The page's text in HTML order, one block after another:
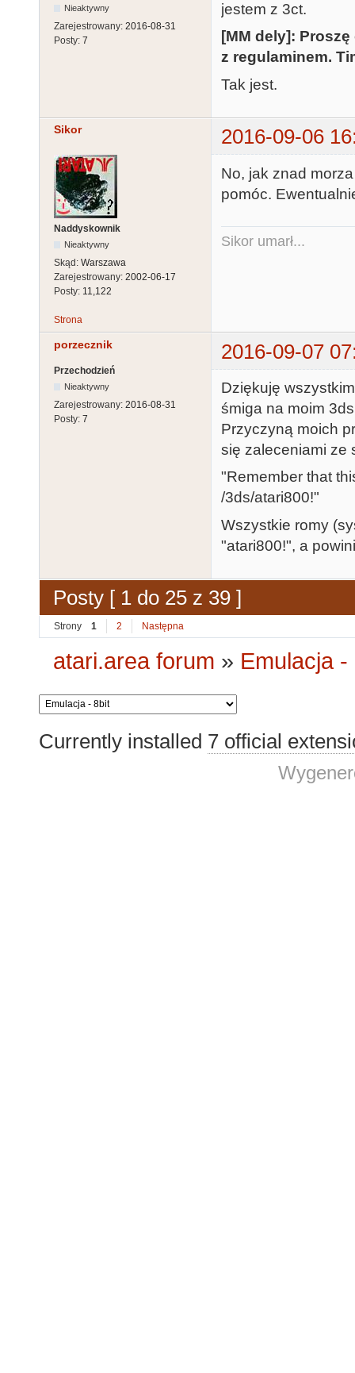
Nieaktywny
Zarejestrowany: 2016-08-31
Posty: 7
jestem z 3ct.
[MM dely]:
z regulaminem.
Tak jest.
Sikor 2016-09-06
Naddyskownik
Nieaktywny
Skąd: Warszawa
Zarejestrowany: 2002-06-17
Posty: 11,122
No, jak znad
pomóc.
Sikor umarł...
Strona
porzecznik 2016-09-07
Przechodzień
Nieaktywny
Zarejestrowany: 2016-08-31
Posty: 7
Dziękuję
śmiga na moim
Przyczyną moich
się zaleceniami ze
"Remember that
/3ds/atari800!"
Wszystkie romy
"atari800!", a
Posty [ 1 do 25 z 39 ]
Strony 1 2 Następna
atari.area forum » Emulacja -
Currently installed 7 official